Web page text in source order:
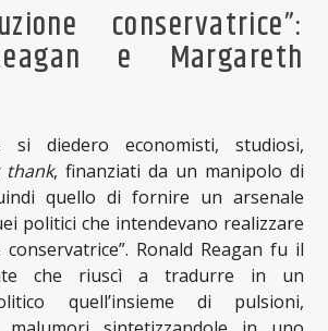
conservatrice”:
e Margareth
diedero economisti, studiosi,
thank, finanziati da un manipolo di
quello di fornire un arsenale
politici che intendevano realizzare
Ronald Reagan fu il
che riuscì a tradurre in un
quell’insieme di pulsioni,